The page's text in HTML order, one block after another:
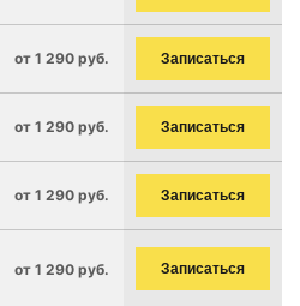
от 1 290 руб. Записаться
от 1 290 руб. Записаться
от 1 290 руб. Записаться
от 1 290 руб. Записаться